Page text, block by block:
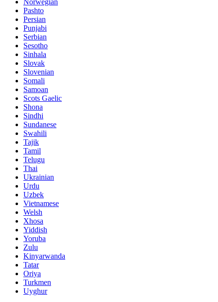
Pashto
Persian
Punjabi
Serbian
Sesotho
Sinhala
Slovak
Slovenian
Somali
Samoan
Scots Gaelic
Shona
Sindhi
Sundanese
Swahili
Tajik
Tamil
Telugu
Thai
Ukrainian
Urdu
Uzbek
Vietnamese
Welsh
Xhosa
Yiddish
Yoruba
Zulu
Kinyarwanda
Tatar
Oriya
Turkmen
Uyghur